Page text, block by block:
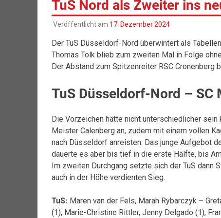
TuS Nord als Zweiter ins
Veröffentlicht am 17. Dezember 2024
Der TuS Düsseldorf-Nord überwintert als
Thomas Tolk blieb zum zweiten Mal in Folge
Der Abstand zum Spitzenreiter RSC Cronenberg
TuS Düsseldorf-Nord –
Die Vorzeichen hätte nicht unterschiedlicher
Meister Calenberg an, zudem mit einem vollen
nach Düsseldorf anreisten. Das junge Aufgebot
dauerte es aber bis tief in die erste Hälfte, bis
Im zweiten Durchgang setzte sich der TuS dann
auch in der Höhe verdienten Sieg.
TuS: Maren van der Fels, Marah Rybarczyk –
(1), Marie-Christine Rittler, Jenny Delgado (1),